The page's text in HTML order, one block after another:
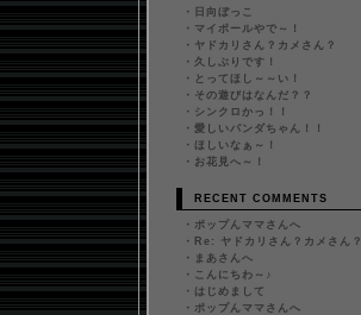
・ 日向ぼっこ
・ マイボールやで～！
・ ヤドカリさん？カメさん？
・ 久しぶりです！
・ とってほし～～い！
・ その遊びはなんだ？？
・ シンクロかっ！！
・ 愛しいパンダちゃん！！
・ ほしいなぁ～！
・ お花見へ～！
RECENT COMMENTS
・ ポップんママさんへ
・ Re: ヤドカリさん？カメさん？
・ まあさんへ
・ こんにちわ～♪
・ はじめまして
・ ポップんママさんへ